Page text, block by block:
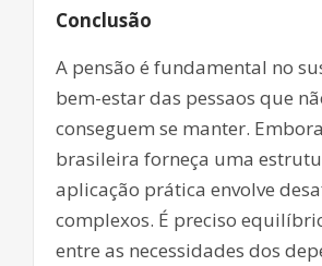
Conclusão
A pensão é fundamental no
bem-estar das pessaos que
conseguem se manter.
brasileira forneça uma
aplicação prática envolve
complexos. É preciso
entre as necessidades dos